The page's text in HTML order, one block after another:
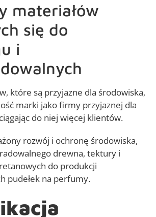
materiałów
się do
i
które są przyjazne dla środowiska,
marki jako firmy przyjaznej dla
do niej więcej klientów.
rozwój i ochronę środowiska,
drewna, tektury i
do produkcji
pudełek na perfumy.